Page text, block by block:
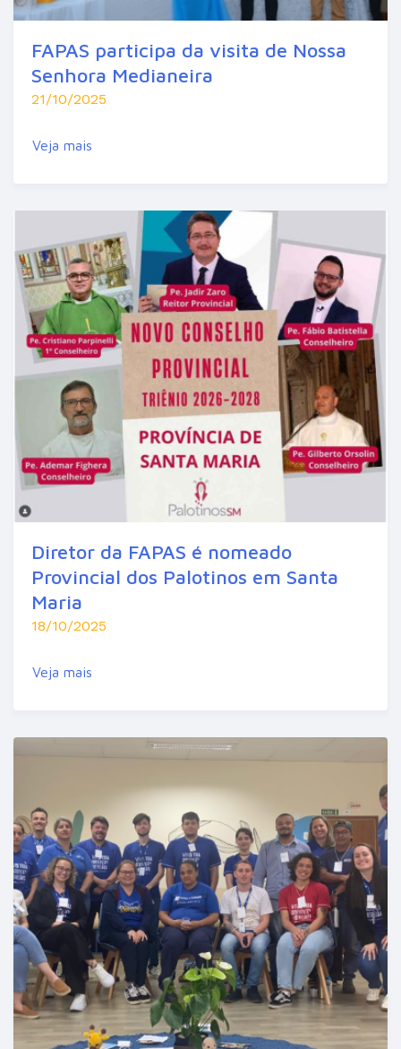
FAPAS participa da visita de Nossa
Senhora Medianeira
21/10/2025
Veja mais
Diretor da FAPAS é nomeado
Provincial dos Palotinos em Santa
Maria
18/10/2025
Veja mais